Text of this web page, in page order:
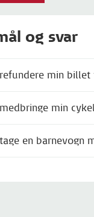
og svar
min
min
en barnevogn